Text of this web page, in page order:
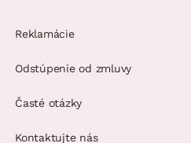
Reklamácie
Odstúpenie od zmluvy
Časté otázky
Kontaktujte nás